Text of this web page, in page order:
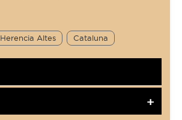
Herencia Altes Cataluna